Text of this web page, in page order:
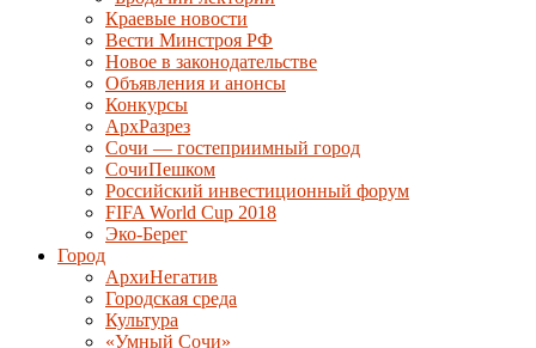
Краевые новости
Вести Минстроя РФ
Новое в законодательстве
Объявления и анонсы
Конкурсы
АрхРазрез
Сочи — гостеприимный город
СочиПешком
Российский инвестиционный форум
FIFA World Cup 2018
Эко-Берег
Город
АрхиНегатив
Городская среда
Культура
«Умный Сочи»